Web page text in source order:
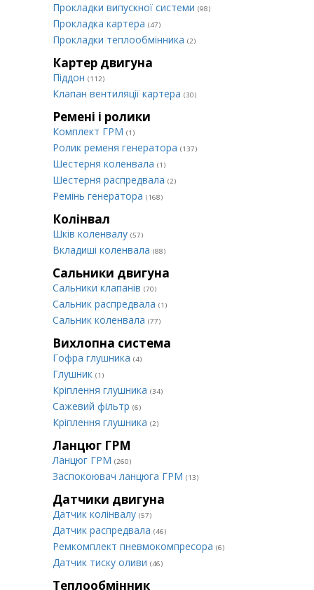
Прокладки випускної системи (98)
Прокладка картера (47)
Прокладки теплообмінника (2)
Картер двигуна
Піддон (112)
Клапан вентиляції картера (30)
Ремені і ролики
Комплект ГРМ (1)
Ролик ременя генератора (137)
Шестерня коленвала (1)
Шестерня распредвала (2)
Ремінь генератора (168)
Колінвал
Шків коленвалу (57)
Вкладиші коленвала (88)
Сальники двигуна
Сальники клапанів (70)
Сальник распредвала (1)
Сальник коленвала (77)
Вихлопна система
Гофра глушника (4)
Глушник (1)
Кріплення глушника (34)
Сажевий фільтр (6)
Кріплення глушника (2)
Ланцюг ГРМ
Ланцюг ГРМ (260)
Заспокоювач ланцюга ГРМ (13)
Датчики двигуна
Датчик колінвалу (57)
Датчик распредвала (46)
Ремкомплект пневмокомпресора (6)
Датчик тиску оливи (46)
Теплообмінник